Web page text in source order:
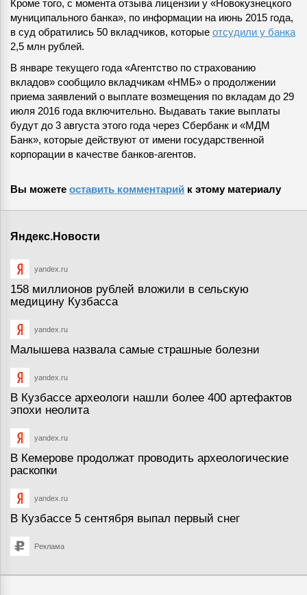
Кроме того, с момента отзыва лицензии у «Новокузнецкого
муниципального банка», по информации на июнь 2015 года,
в суд обратились 50 вкладчиков, которые отсудили у банка
2,5 млн рублей.
В январе текущего года «Агентство по страхованию
вкладов» сообщило вкладчикам «НМБ» о продолжении
приема заявлений о выплате возмещения по вкладам до 29
июля 2016 года включительно. Выдавать такие выплаты
будут до 3 августа этого года через Сбербанк и «МДМ
Банк», которые действуют от имени государственной
корпорации в качестве банков-агентов.
Вы можете оставить комментарий к этому материалу
Яндекс.Новости
yandex.ru
158 миллионов рублей вложили в сельскую
медицину Кузбасса
yandex.ru
Малышева назвала самые страшные болезни
yandex.ru
В Кузбассе археологи нашли более 400 артефактов
эпохи неолита
yandex.ru
В Кемерове продолжат проводить археологические
раскопки
yandex.ru
В Кузбассе 5 сентября выпал первый снег
Реклама